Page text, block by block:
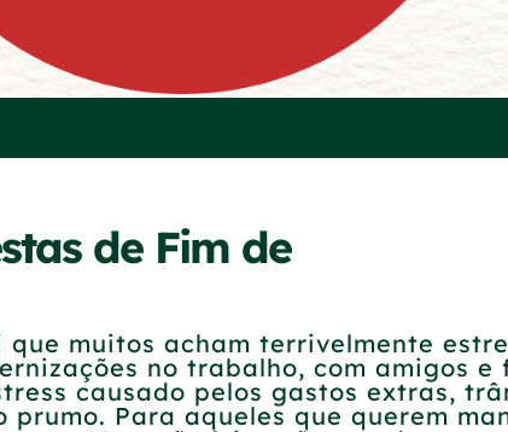
de Fim de
que muitos acham terrivelmente
no trabalho, com amigos
causado pelos gastos extras,
Para aqueles que querem